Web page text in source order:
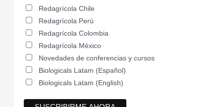
Redagrícola Chile
Redagrícola Perú
Redagrícola Colombia
Redagrícola México
Novedades de conferencias y cursos
Biologicals Latam (Español)
Biologicals Latam (English)